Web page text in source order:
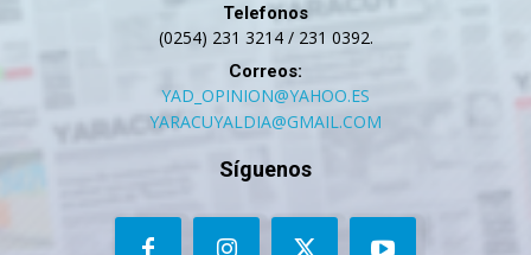
Telefonos
(0254) 231 3214 / 231 0392.
Correos:
YAD_OPINION@YAHOO.ES
YARACUYALDIA@GMAIL.COM
Síguenos